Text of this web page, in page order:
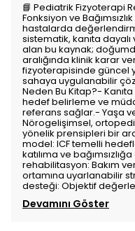
📘 Pediatrik Fizyoterapi
Fonksiyon ve
hastalarda
sistematik, kanıta
alan bu kaynak;
aralığında klinik karar
fizyoterapisinde güncel
sahaya uygulanabilir
Neden Bu Kitap?-
hedef belirleme ve
referans sağlar.- Yaşa
Nörogelişimsel,
yönelik prensipleri bir
model: ICF temelli
katılıma ve
rehabilitasyon: Bakım
ortamına uyarlanabilir
desteği: Objektif
Devamını Göster